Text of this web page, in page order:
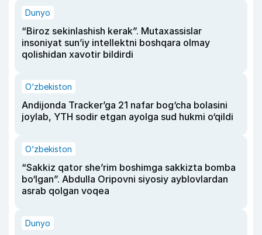
Dunyo
“Biroz sekinlashish kerak”. Mutaxassislar
insoniyat sun’iy intellektni boshqara olmay
qolishidan xavotir bildirdi
O‘zbekiston
Andijonda Tracker’ga 21 nafar bog‘cha bolasini
joylab, YTH sodir etgan ayolga sud hukmi o‘qildi
O‘zbekiston
“Sakkiz qator she’rim boshimga sakkizta bomba
bo‘lgan”. Abdulla Oripovni siyosiy ayblovlardan
asrab qolgan voqea
Dunyo